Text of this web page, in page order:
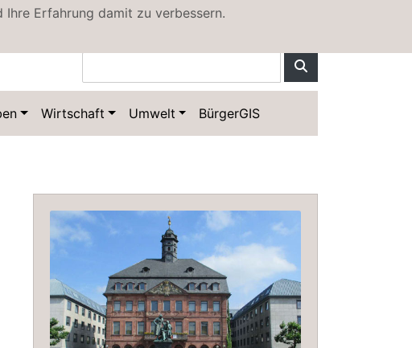
Erfahrung damit zu verbessern.
Wirtschaft Umwelt BürgerGIS